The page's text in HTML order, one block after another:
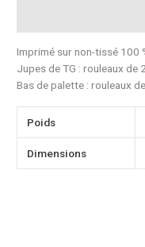
Imprimé sur non-tissé 100
Jupes de TG : rouleaux de
Bas de palette : rouleaux
Poids
Dimensions